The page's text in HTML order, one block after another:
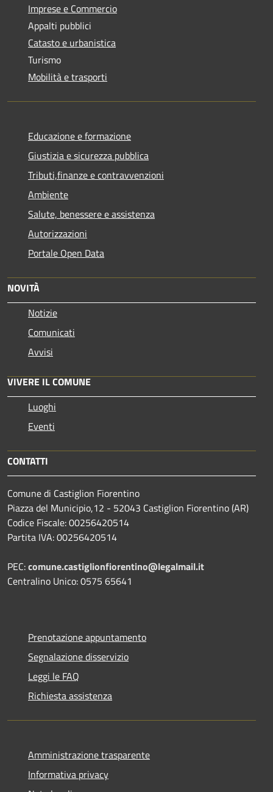
Imprese e Commercio
Appalti pubblici
Catasto e urbanistica
Turismo
Mobilità e trasporti
Educazione e formazione
Giustizia e sicurezza pubblica
Tributi,finanze e contravvenzioni
Ambiente
Salute, benessere e assistenza
Autorizzazioni
Portale Open Data
NOVITÀ
Notizie
Comunicati
Avvisi
VIVERE IL COMUNE
Luoghi
Eventi
CONTATTI
Comune di Castiglion Fiorentino
Piazza del Municipio,12 - 52043 Castiglion Fiorentino (AR)
Codice Fiscale: 00256420514
Partita IVA: 00256420514
PEC:comune.castiglionfiorentino@legalmail.it
Centralino Unico: 0575 65641
Prenotazione appuntamento
Segnalazione disservizio
Leggi le FAQ
Richiesta assistenza
Amministrazione trasparente
Informativa privacy